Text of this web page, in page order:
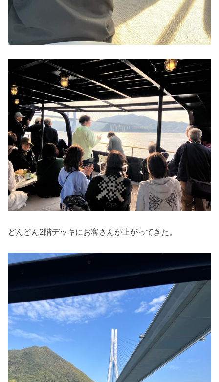
どんどん2階デッキにお客さんが上がってきた。